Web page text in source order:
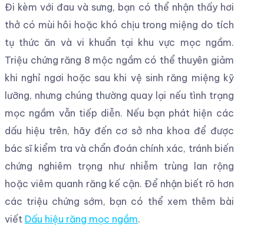
Đi kèm với đau và sưng, bạn có thể nhận thấy hơi
thở có mùi hôi hoặc khó chịu trong miệng do tích
tụ thức ăn và vi khuẩn tại khu vực mọc ngầm.
Triệu chứng răng 8 mộc ngầm có thể thuyên giảm
khi nghỉ ngơi hoặc sau khi vệ sinh răng miệng kỹ
lưỡng, nhưng chúng thường quay lại nếu tình trạng
mọc ngầm vẫn tiếp diễn. Nếu bạn phát hiện các
dấu hiệu trên, hãy đến cơ sở nha khoa để được
bác sĩ kiểm tra và chẩn đoán chính xác, tránh biến
chứng nghiêm trọng như nhiễm trùng lan rộng
hoặc viêm quanh răng kế cận. Để nhận biết rõ hơn
các triệu chứng sớm, bạn có thể xem thêm bài
viết Dấu hiệu răng mọc ngầm.